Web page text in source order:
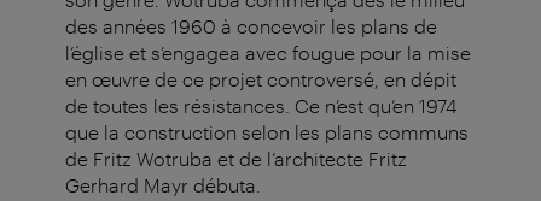
des années 1960 à concevoir les plans de
l’église et s’engagea avec fougue pour la mise
en œuvre de ce projet controversé, en dépit
de toutes les résistances. Ce n’est qu’en 1974
que la construction selon les plans communs
de Fritz Wotruba et de l’architecte Fritz
Gerhard Mayr débuta.